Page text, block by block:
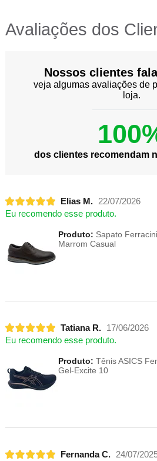
Avaliações dos
Nossos clientes
veja algumas avaliações de
loja.
dos clientes recomendam
Elias M.
22/07/2026
Eu recomendo esse produto.
Produto: Sapato
Marrom Casual
Tatiana R.
17/06/2026
Eu recomendo esse produto.
Produto: Tênis ASICS
Gel-Excite 10
Fernanda C.
24/07/